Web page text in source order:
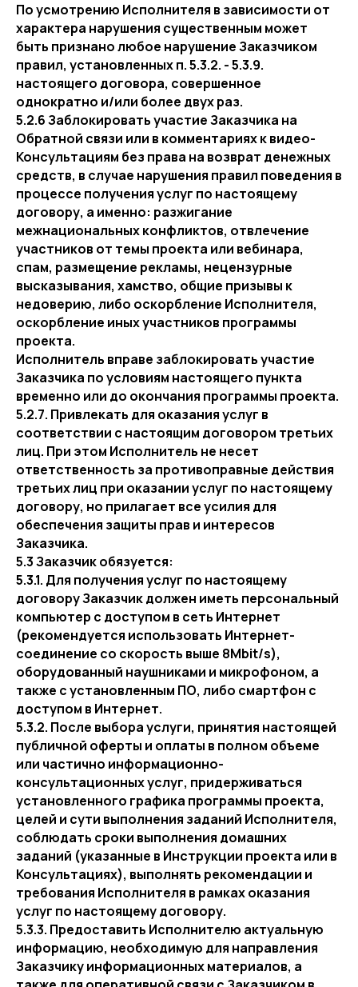
По усмотрению Исполнителя в зависимости от
характера нарушения существенным может
быть признано любое нарушение Заказчиком
правил, установленных п. 5.3.2. - 5.3.9.
настоящего договора, совершенное
однократно и/или более двух раз.
5.2.6 Заблокировать участие Заказчика на
Обратной связи или в комментариях к видео-
Консультациям без права на возврат денежных
средств, в случае нарушения правил поведения в
процессе получения услуг по настоящему
договору, а именно: разжигание
межнациональных конфликтов, отвлечение
участников от темы проекта или вебинара,
спам, размещение рекламы, нецензурные
высказывания, хамство, общие призывы к
недоверию, либо оскорбление Исполнителя,
оскорбление иных участников программы
проекта.
Исполнитель вправе заблокировать участие
Заказчика по условиям настоящего пункта
временно или до окончания программы проекта.
5.2.7. Привлекать для оказания услуг в
соответствии с настоящим договором третьих
лиц. При этом Исполнитель не несет
ответственность за противоправные действия
третьих лиц при оказании услуг по настоящему
договору, но прилагает все усилия для
обеспечения защиты прав и интересов
Заказчика.
5.3 Заказчик обязуется:
5.3.1. Для получения услуг по настоящему
договору Заказчик должен иметь персональный
компьютер с доступом в сеть Интернет
(рекомендуется использовать Интернет-
соединение со скорость выше 8Mbit/s),
оборудованный наушниками и микрофоном, а
также с установленным ПО, либо смартфон с
доступом в Интернет.
5.3.2. После выбора услуги, принятия настоящей
публичной оферты и оплаты в полном объеме
или частично информационно-
консультационных услуг, придерживаться
установленного графика программы проекта,
целей и сути выполнения заданий Исполнителя,
соблюдать сроки выполнения домашних
заданий (указанные в Инструкции проекта или в
Консультациях), выполнять рекомендации и
требования Исполнителя в рамках оказания
услуг по настоящему договору.
5.3.3. Предоставить Исполнителю актуальную
информацию, необходимую для направления
Заказчику информационных материалов, а